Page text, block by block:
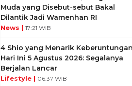
Muda yang Disebut-sebut Bakal
Dilantik Jadi Wamenhan RI
News | 17:21 WIB
4 Shio yang Menarik Keberuntungan
Hari Ini 5 Agustus 2026: Segalanya
Berjalan Lancar
Lifestyle | 06:37 WIB